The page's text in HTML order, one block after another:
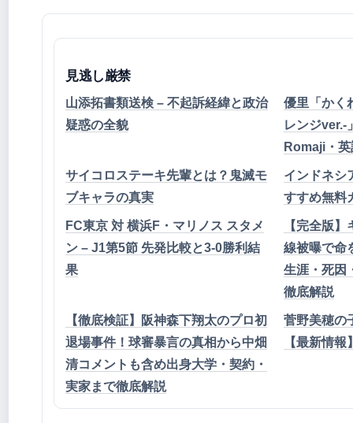
見逃し厳禁
山添拓書類送検 – 不起訴経緯と政治
疑惑の全貌
優里「かく
レンジver.-
Romaji・
サイコロステーキ先輩とは？鬼滅モ
ブキャラの真実
インドネシ
すすめ無料
FC東京 対 横浜F・マリノス スタメ
ン – J1第5節 先発比較と3-0勝利結
果
【完全版
線被曝で命
生涯・死因
徹底解説
【徹底検証】阪神森下翔太のプロ初
退場事件！球審暴言の真相から中畑
清コメントも含め出身大学・契約・
実家まで徹底解説
菅野美穂の
【最新情報